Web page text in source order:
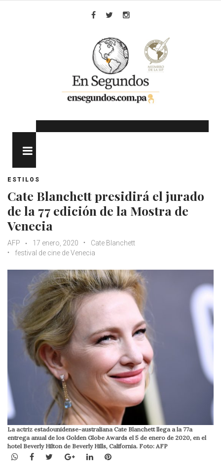
ESTILOS
Cate Blanchett presidirá el jurado
de la 77 edición de la Mostra de
Venecia
AFP 17 enero, 2020
Cate Blanchett
festival de cine de Venecia
La actriz estadounidense-australiana Cate Blanchett llega a la 77a
entrega anual de los Golden Globe Awards el 5 de enero de 2020, en el
hotel Beverly Hilton de Beverly Hills, California. Foto: AFP
WhatsApp
Facebook
TwitterGoogle+LinkedInPinterest